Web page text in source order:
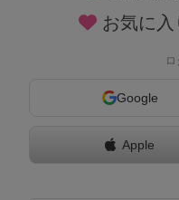
お気に
Google
Apple